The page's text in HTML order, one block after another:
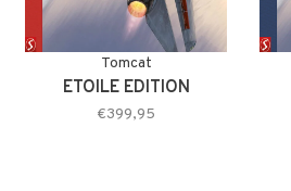
Tomcat
ETOILE EDITION
€399,95